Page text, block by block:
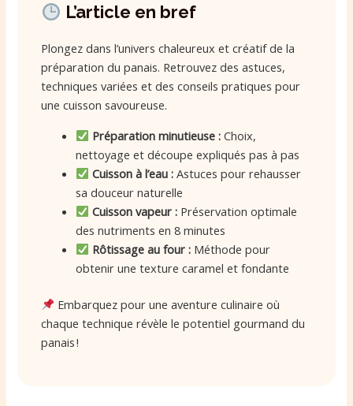
L’article en bref
Plongez dans l’univers chaleureux et créatif de la
préparation du panais. Retrouvez des astuces,
techniques variées et des conseils pratiques pour
une cuisson savoureuse.
Préparation minutieuse :Choix,
nettoyage et découpe expliqués pas à pas
Cuisson à l’eau :Astuces pour rehausser
sa douceur naturelle
Cuisson vapeur :Préservation optimale
des nutriments en 8 minutes
Rôtissage au four :Méthode pour
obtenir une texture caramel et fondante
Embarquez pour une aventure culinaire où
chaque technique révèle le potentiel gourmand du
panais !